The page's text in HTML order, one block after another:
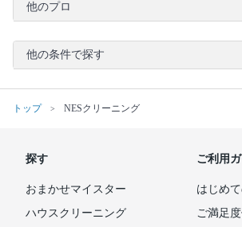
他のプロ
他の条件で探す
トップ NESクリーニング
探す
おまかせマイスター
ハウスクリーニング
ご利用
はじめ
ご満足